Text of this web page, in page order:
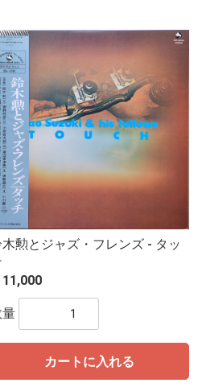
勲とジャズ・フレンズ - タッ
11,000
カートに入れる